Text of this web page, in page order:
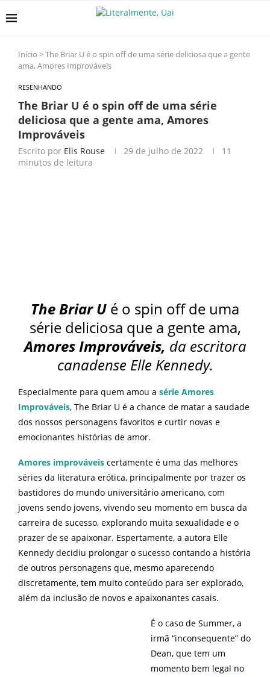
Início >The Briar U é o spin off de uma série deliciosa que a gente
ama, Amores Improváveis
RESENHANDO
The Briar U é o spin off de uma série
deliciosa que a gente ama, Amores
Improváveis
Escrito por Elis Rouse 29 de julho de 2022
11
minutos de leitura
The Briar U é o spin off de uma
série deliciosa que a gente ama,
Amores Improváveis, da escritora
canadense Elle Kennedy.
Especialmente para quem amou a série Amores
Improváveis, The Briar U é a chance de matar a saudade
dos nossos personagens favoritos e curtir novas e
emocionantes histórias de amor.
Amores improváveis certamente é uma das melhores
séries da literatura erótica, principalmente por trazer os
bastidores do mundo universitário americano, com
jovens sendo jovens, vivendo seu momento em busca da
carreira de sucesso, explorando muita sexualidade e o
prazer de se apaixonar. Espertamente, a autora Elle
Kennedy decidiu prolongar o sucesso contando a história
de outros personagens que, mesmo aparecendo
discretamente, tem muito conteúdo para ser explorado,
além da inclusão de novos e apaixonantes casais.
É o caso de Summer, a
irmã “inconsequente” do
Dean, que tem um
momento bem legal no